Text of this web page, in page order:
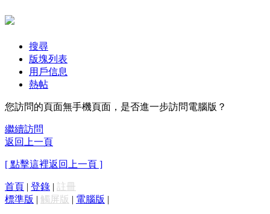
搜尋
版塊列表
用戶信息
熱帖
您訪問的頁面無手機頁面，是否進一步訪問電腦版？
繼續訪問
返回上一頁
[ 點擊這裡返回上一頁 ]
首頁 | 登錄 | 註冊
標準版 | 觸屏版 | 電腦版 |